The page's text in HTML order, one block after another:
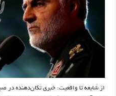
از شایعه تا واقعیت: خبری تکان‌دهنده در